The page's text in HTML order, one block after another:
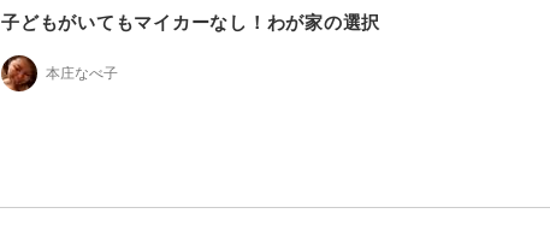
子どもがいてもマイカーなし！わが家の選択
本庄なべ子